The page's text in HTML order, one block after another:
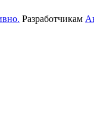
Разработчикам